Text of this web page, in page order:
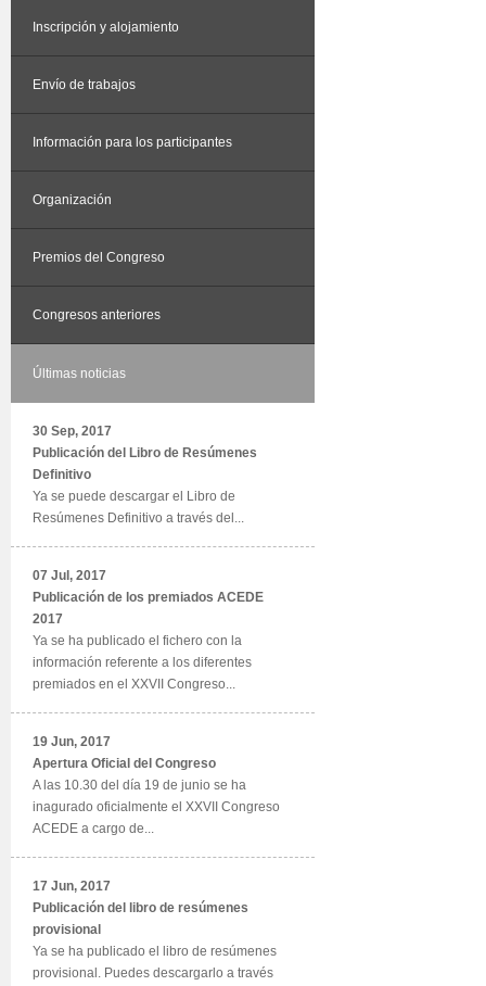
Inscripción y alojamiento
Envío de trabajos
Información para los participantes
Organización
Premios del Congreso
Congresos anteriores
Últimas noticias
30 Sep, 2017
Publicación del Libro de Resúmenes
Definitivo
Ya se puede descargar el Libro de
Resúmenes Definitivo a través del...
07 Jul, 2017
Publicación de los premiados ACEDE
2017
Ya se ha publicado el fichero con la
información referente a los diferentes
premiados en el XXVII Congreso...
19 Jun, 2017
Apertura Oficial del Congreso
A las 10.30 del día 19 de junio se ha
inagurado oficialmente el XXVII Congreso
ACEDE a cargo de...
17 Jun, 2017
Publicación del libro de resúmenes
provisional
Ya se ha publicado el libro de resúmenes
provisional. Puedes descargarlo a través